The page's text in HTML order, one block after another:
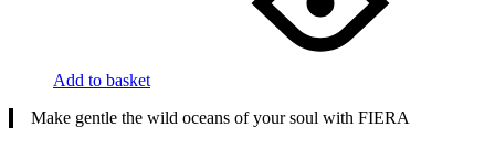
Add to basket
Make gentle the wild oceans of your soul with FIERA